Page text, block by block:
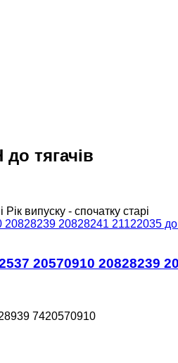
тягачів
Рік випуску - спочатку старі
20570910 20828239
7420570910